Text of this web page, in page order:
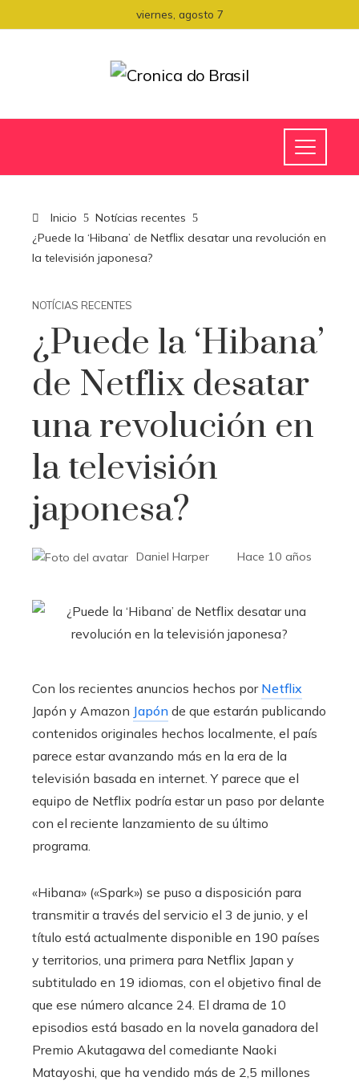
viernes, agosto 7
Inicio
Notícias recentes
¿Puede la ‘Hibana’ de Netflix desatar una revolución en
la televisión japonesa?
NOTÍCIAS RECENTES
¿Puede la ‘Hibana’
de Netflix desatar
una revolución en
la televisión
japonesa?
Daniel Harper Hace 10 años
Con los recientes anuncios hechos por Netflix
Japón y Amazon Japón de que estarán publicando
contenidos originales hechos localmente, el país
parece estar avanzando más en la era de la
televisión basada en internet. Y parece que el
equipo de Netflix podría estar un paso por delante
con el reciente lanzamiento de su último
programa.
«Hibana» («Spark») se puso a disposición para
transmitir a través del servicio el 3 de junio, y el
título está actualmente disponible en 190 países
y territorios, una primera para Netflix Japan y
subtitulado en 19 idiomas, con el objetivo final de
que ese número alcance 24. El drama de 10
episodios está basado en la novela ganadora del
Premio Akutagawa del comediante Naoki
Matayoshi, que ha vendido más de 2,5 millones